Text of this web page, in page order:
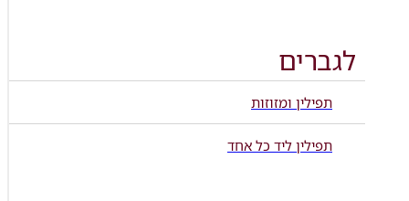
לגברים
תפילין ומזוזות
תפילין ליד כל אחד